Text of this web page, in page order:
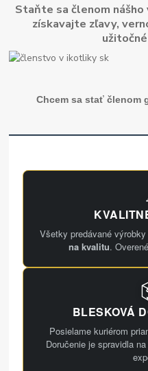
Staňte sa členom
získavajte zľavy,
Chcem sa stať členom
Všetky predávané
na kvalitu.
BLESKOVÁ
Posielame kuriérom
Doručenie je spravidla